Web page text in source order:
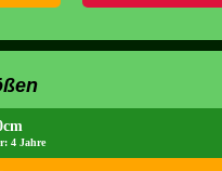
4 Jahre